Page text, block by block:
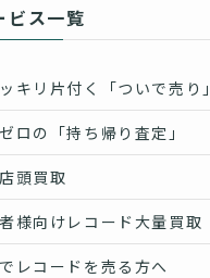
ビス一覧
キリ片付く「ついで売り」
ロの「持ち帰り査定」
頭買取
様向けレコード大量買取
レコードを売る方へ